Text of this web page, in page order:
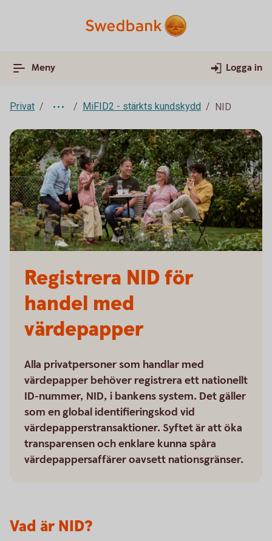
Meny Logga in
Privat MiFID2 - stärkts kundskydd NID
Registrera NID för
handel med
värdepapper
Alla privatpersoner som handlar med
värdepapper behöver registrera ett nationellt
ID-nummer, NID, i bankens system. Det gäller
som en global identifieringskod vid
värdepapperstransaktioner. Syftet är att öka
transparensen och enklare kunna spåra
värdepappersaffärer oavsett nationsgränser.
Vad är NID?